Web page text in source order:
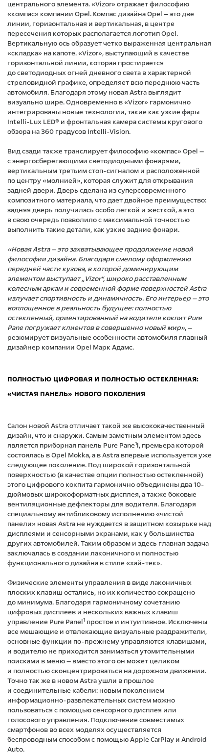
центрального элемента. «Vizor» отражает философию
«компас» компании Opel. Компас дизайна Opel — это две
линии, горизонтальная и вертикальная, в центре
пересечения которых располагается логотип Opel.
Вертикальную ось образует четко выраженная центральная
«складка» на капоте. «Vizor», выступающий в качестве
горизонтальной линии, которая простирается
до светодиодных огней дневного света в характерной
стреловидной графике, определяет всю переднюю часть
автомобиля. Благодаря этому новая Astra выглядит
визуально шире. Одновременно в «Vizor» гармонично
интегрированы новые технологии, такие как узкие фары
Intelli-Lux LED® и фронтальная камера системы кругового
обзора на 360 градусов Intelli-Vision.
Вид сзади также транслирует философию «компас» Opel —
с энергосберегающими светодиодными фонарями,
вертикальным третьим стоп-сигналом и расположенной
по центру «молнией», которая служит для открывания
задней двери. Дверь сделана из суперсовременного
композитного материала, что дает двойное преимущество:
задняя дверь получилась особо легкой и жесткой, а это
в свою очередь позволило с максимальной точностью
выполнить такие детали, как узкие задние фонари.
«Новая Astra — это захватывающее продолжение новой
философии дизайна. Благодаря смелому оформлению
передней части кузова, в которой доминирующим
элементом выступает „Vizor“, широко расставленным
колесным аркам и современной форме поверхностей Astra
излучает спортивность и динамичность. Его интерьер — это
воплощенное в реальность будущее: полностью
остекленный, ориентированный на водителя кокпит Pure
Pane погружает клиентов в совершенно новый мир», —
резюмирует визуальные особенности автомобиля главный
дизайнер компании Opel Марк Адамс.
ПОЛНОСТЬЮ ЦИФРОВАЯ И ПОЛНОСТЬЮ ОСТЕКЛЕННАЯ:
«ЧИСТАЯ ПАНЕЛЬ» НОВОГО ПОКОЛЕНИЯ
Салон новой Astra отличает такой же высококачественный
дизайн, что и снаружи. Самым заметным элементом здесь
является приборная панель Pure Pane1l, премьера которой
состоялась в Opel Mokka, а в Astra впервые используется уже
следующее поколение. Под широкой горизонтальной
поверхностью (в качестве опции полностью остекленной)
этого цифрового кокпита гармонично объединены два 10-
дюймовых широкоформатных дисплея, а также боковые
вентиляционные дефлекторы для водителя. Благодаря
специальному антибликовому исполнению «чистой
панели» новая Astra не нуждается в защитном козырьке над
дисплеями и сенсорными экранами, как у большинства
других автомобилей. Таким образом и здесь главная задача
заключалась в создании лаконичного и полностью
функционального дизайна в стиле «хай-тек».
Физические элементы управления в виде лаконичных
плоских клавиш остались, но их количество сокращено
до минимума. Благодаря гармоничному сочетанию
цифровых дисплеев и нескольких важных клавиш
управление Pure Panel1 простое и интуитивное. Исключены
все мешающие и отвлекающие визуальные раздражители,
основные функции по-прежнему управляются клавишами,
и водителю не приходится заниматься утомительными
поисками в меню — вместо этого он может целиком
и полностью сконцентрироваться на дорожном движении.
Точно так же в новом Astra ушли в прошлое
и соединительные кабели: новым поколением
информационно-развлекательных систем можно
пользоваться с помощью сенсорного дисплея или
голосового управления. Подключение совместимых
смартфонов во всех моделях осуществляется
беспроводным способом с помощью Apple CarPlay и Android
Auto.